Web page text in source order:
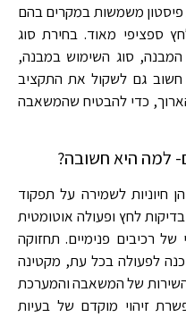
משמשות במקרים בהם
ספציפי מאוד. בחירת סוג
המבנה, סוג השימוש במבנה,
חשוב גם לשקול את התקציב
כדי להבטיח שהמשאבה
למה היא חשובה?
חיוניות לשמירה על תפקוד
לחץ ופעולה אוטומטית
רכיבים פנימיים. תחזוקה
לפעולה בכל עת, מקטינה
השירות של המשאבה והמערכת
זיהוי מוקדם של בעיות